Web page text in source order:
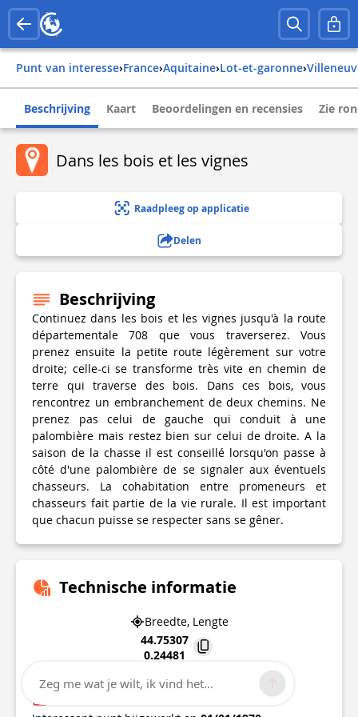
Punt van interesse› france› aquitaine› lot-et-garonne›
Beschrijving Kaart Beoordelingen en recensies Zie
Dans les bois et les vignes
Raadpleeg op applicatie
Delen
Beschrijving
Continuez dans les bois et les vignes jusqu'à la route
départementale 708 que vous traverserez. Vous
prenez ensuite la petite route légèrement sur votre
droite; celle-ci se transforme très vite en chemin de
terre qui traverse des bois. Dans ces bois, vous
rencontrez un embranchement de deux chemins. Ne
prenez pas celui de gauche qui conduit à une
palombière mais restez bien sur celui de droite. A la
saison de la chasse il est conseillé lorsqu'on passe à
côté d'une palombière de se signaler aux éventuels
chasseurs. La cohabitation entre promeneurs et
chasseurs fait partie de la vie rurale. Il est important
que chacun puisse se respecter sans se gêner.
Technische informatie
Breedte, Lengte
44.75307
0.24481
Villeneuve-de-duras
Zeg me wat je wilt, ik vind het...